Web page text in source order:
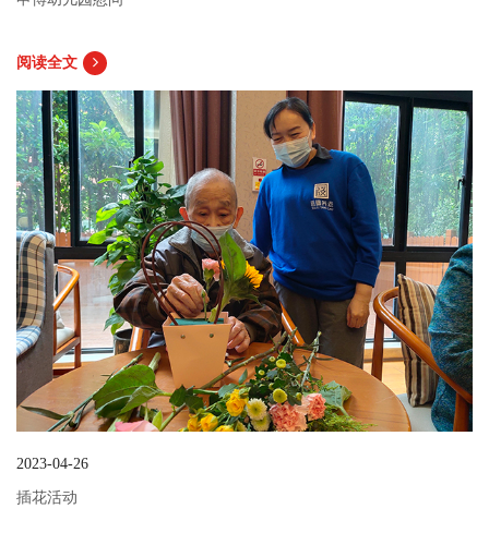
阅读全文
2023-04-26
插花活动